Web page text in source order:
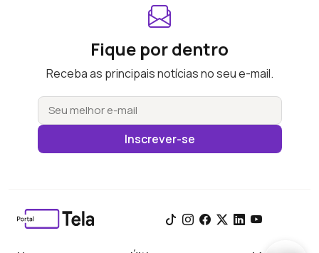
Fique por dentro
Receba as principais notícias no seu e-mail.
Inscrever-se